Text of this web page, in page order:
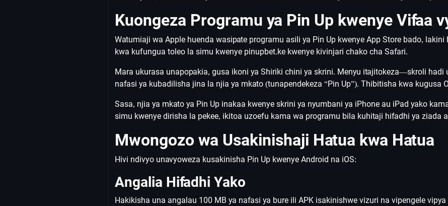
Kuongeza Programu ya Pin Up kwenye Vifaa
Watumiaji wa Apple huenda wasipate programu asili ya Pin Up kwenye App Store bado,
kwa kufungua toleo la simu kwenye pinupbet.ke kwenye kivinjari chako cha Safari.
Mara ukurasa unapopakia, gusa ikoni ya Shiriki chini ya skrini. Menyu itajitokeza—skroli hadi
nafasi ya kubadilisha jina la njia ya mkato (tunapendekeza “Pin Up”). Thibitisha kwa kugusa
Sasa, njia ya mkato ya Pin Up inakaa kwenye skrini ya nyumbani ya iPhone au iPad yako
simu kwenye dirisha la pekee, ikitoa uzoefu kama wa programu bila kuhitaji hifadhi ya ziada
Mwongozo wa Usakinishaji Hatua kwa Hatua
Hivi ndivyo unavyoweza kusakinisha Pin Up kwenye Android na iOS:
Angalia Hifadhi Yako
Hakikisha una angalau 100 MB ya nafasi ya bure ili APK isakinishwe vizuri na vipengele